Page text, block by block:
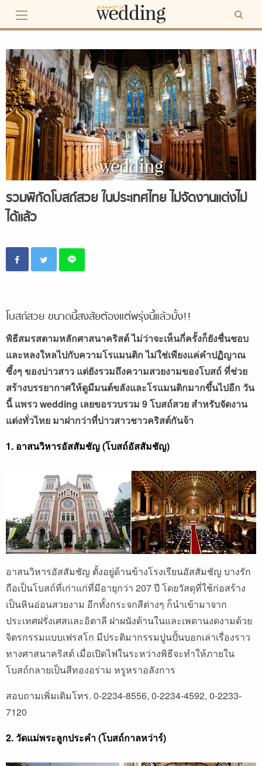
content
รวมพิกัดโบสถ์สวย ในประเทศไทย ไม่จัดงานแต่งไม่
ได้แล้ว
โบสถ์สวย ขนาดนี้สงสัยต้องแต่พรุ่งนี้แล้วมั้ง!!
พิธีสมรสตามหลักศาสนาคริสต์ ไม่ว่าจะเห็นกี่ครั้งก็ยังชื่นชอบ
และหลงใหลไปกับความโรแมนติก ไม่ใช่เพียงแค่คำปฏิญาณ
ซึ้งๆ ของบ่าวสาว แต่ยังรวมถึงความสวยงามของโบสถ์ ที่ช่วย
สร้างบรรยากาศให้ดูมีมนต์ขลังและโรแมนติกมากขึ้นไปอีก วัน
นี้ แพรว wedding เลยขอรวบรวม 9 โบสถ์สวย สำหรับจัดงาน
แต่งทั่วไทย มาฝากว่าที่บ่าวสาวชาวคริสต์กันจ้า
1. อาสนวิหารอัสสัมชัญ (โบสถ์อัสสัมชัญ)
อาสนวิหารอัสสัมชัญ ตั้งอยู่ด้านข้างโรงเรียนอัสสัมชัญ บางรัก
ถือเป็นโบสถ์ที่เก่าแก่ที่มีอายุกว่า 207 ปี โดยวัสดุที่ใช้ก่อสร้าง
เป็นหินอ่อนสวยงาม อีกทั้งกระจกสีต่างๆ ก็นำเข้ามาจาก
ประเทศฝรั่งเศสและอิตาลี ฝาผนังด้านในและเพดานงดงามด้วย
จิตรกรรมแบบเฟรสโก มีประติมากรรมปูนปั้นบอกเล่าเรื่องราว
ทางศาสนาคริสต์ เมื่อเปิดไฟในระหว่างพิธีจะทำให้ภายใน
โบสถ์กลายเป็นสีทองอร่าม หรูหราอลังการ
สอบถามเพิ่มเติมโทร. 0-2234-8556, 0-2234-4592, 0-2233-
7120
2. วัดแม่พระลูกประคำ (โบสถ์กาลหว่าร์)